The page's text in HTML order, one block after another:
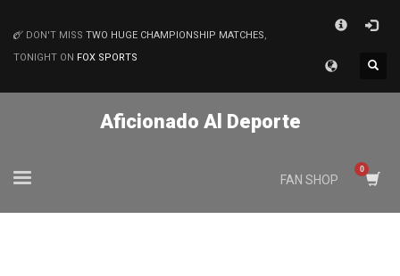
MATCHES
DON'T MISS TWO HUGE CHAMPIONSHIP MATCHES,
TONIGHT ON FOX SPORTS
Aficionado Al Deporte
FAN SHOP